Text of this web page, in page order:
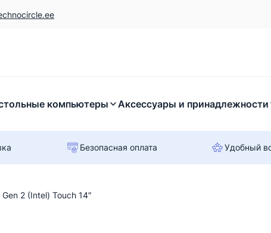
компьютеры Аксессуары и принадлежности
Безопасная оплата Удобный
2 (Intel) Touch 14″